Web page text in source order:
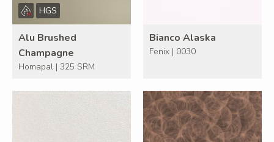
HGS
Alu Brushed
Champagne
Homapal | 325 SRM
Bianco Alaska
Fenix | 0030